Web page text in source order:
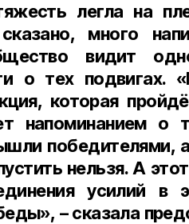
легла на
много
видит
о тех подвигах.
которая
напоминанием о
победителями,
нельзя. А
усилий в
– сказала